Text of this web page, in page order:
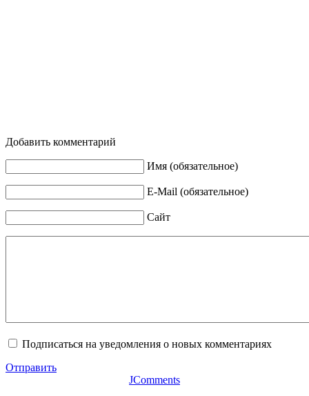
Добавить комментарий
Имя (обязательное)
E-Mail (обязательное)
Сайт
Подписаться на уведомления о новых комментариях
Отправить
JComments